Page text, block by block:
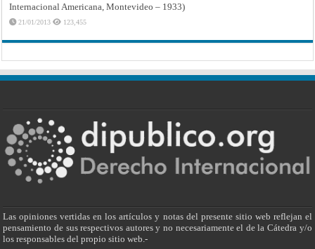
Internacional Americana, Montevideo – 1933)
21/01/2013 123,455
Las opiniones vertidas en los artículos y notas del presente sitio web reflejan el
pensamiento de sus respectivos autores y no necesariamente el de la Cátedra y/o
los responsables del propio sitio web.-